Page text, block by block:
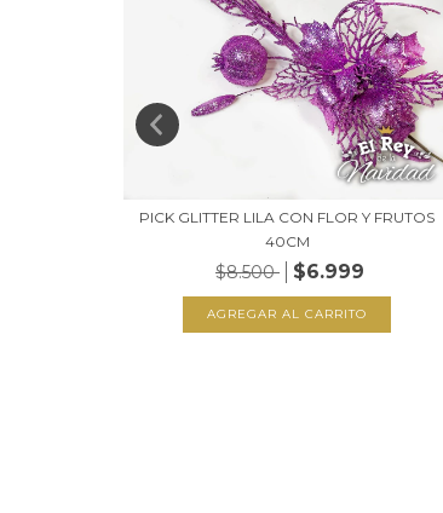
PICK GLITTER LILA CON FLOR Y FRUTOS
40CM
$8.500 $6.999